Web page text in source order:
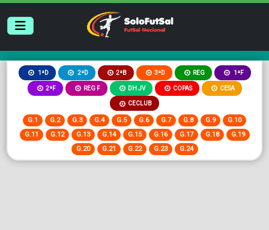
1ªD 2ªD 2ªB 3ªD REG 1ªF
2ªF REG F DH JV COPAS CESA
CECLUB
G.1 G.2 G.3 G.4 G.5 G.6 G.7 G.8 G.9
G.10
G.11
G.12 G.13 G.14 G.15 G.16 G.17 G.18
G.19
G.20
G.21 G.22 G.23 G.24